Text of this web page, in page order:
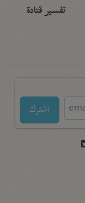
تفسير قتادة
اشترك